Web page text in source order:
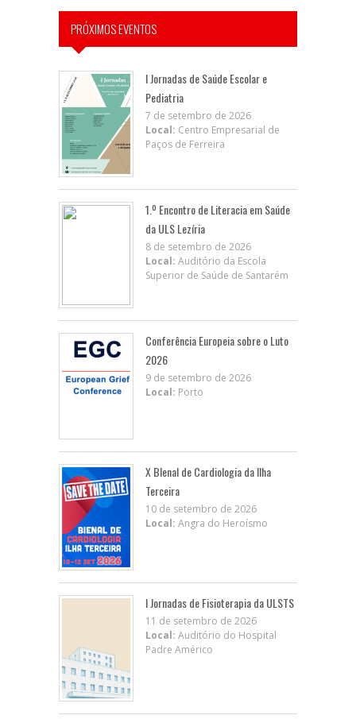
PRÓXIMOS EVENTOS
I Jornadas de Saúde Escolar e
Pediatria
7 de setembro de 2026
Local: Centro Empresarial de
Paços de Ferreira
1.º Encontro de Literacia em Saúde
da ULS Lezíria
8 de setembro de 2026
Local: Auditório da Escola
Superior de Saúde de Santarém
Conferência Europeia sobre o Luto
2026
9 de setembro de 2026
Local: Porto
X BIenal de Cardiologia da Ilha
Terceira
10 de setembro de 2026
Local: Angra do Heroísmo
I Jornadas de Fisioterapia da ULSTS
11 de setembro de 2026
Local: Auditório do Hospital
Padre Américo